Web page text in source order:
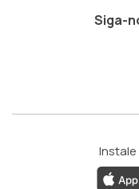
Siga-